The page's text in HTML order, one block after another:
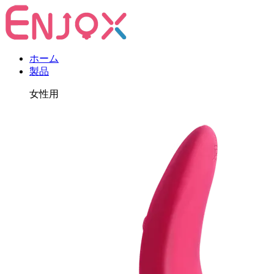
ホーム
製品
女性用